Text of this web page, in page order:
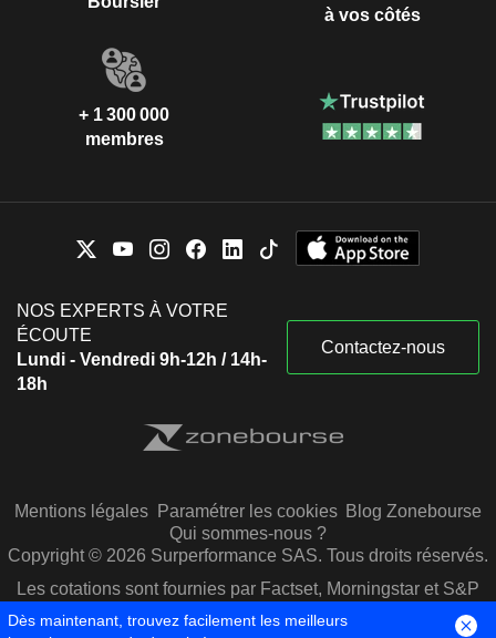
à vos côtés
+ 1 300 000
membres
NOS EXPERTS À VOTRE
ÉCOUTE
Lundi - Vendredi 9h-12h / 14h-
18h
Contactez-nous
Mentions légales Paramétrer les cookies Blog Zonebourse
Qui sommes-nous ?
Copyright © 2026 Surperformance SAS. Tous droits réservés.
Les cotations sont fournies par Factset, Morningstar et S&P
Capital IQ
Dès maintenant, trouvez facilement les meilleurs